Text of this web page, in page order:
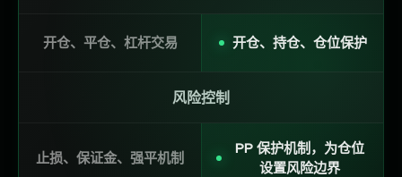
开仓、平仓、杠杆交易 开仓、持仓、仓位保护
风险控制
止损、保证金、强平机制
PP 保护机制，为仓位
设置风险边界